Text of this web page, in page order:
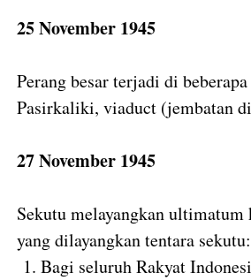
25 November 1945
Perang besar terjadi di
Pasirkaliki, viaduct (jembatan
27 November 1945
Sekutu melayangkan
yang dilayangkan tentara sekutu:
Bagi seluruh Rakyat